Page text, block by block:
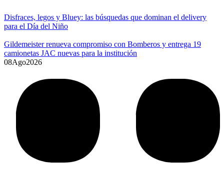
Disfraces, legos y Bluey: las búsquedas que dominan el delivery
para el Día del Niño
Gildemeister renueva compromiso con Bomberos y entrega 19
camionetas JAC nuevas para la institución
08Ago2026